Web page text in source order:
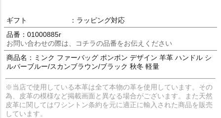
ギフト
：ラッピング対応
品番：01000885r
お問い合わせの際は、コチラの品番をお伝えください
商品名：ミンク ファーバッグ ポンポン デザイン 羊革 ハンドル シ
ルバーブルー/スカンブラウン/ブラック 秋冬 軽量
※当店で使用している本革は全て本物の革を使用しています。その
為、皮革の模様など掲載画面と異なる場合がございます。また天然
皮革に関してはワシントン条約を元に適正に輸入された商品を販売
しています。